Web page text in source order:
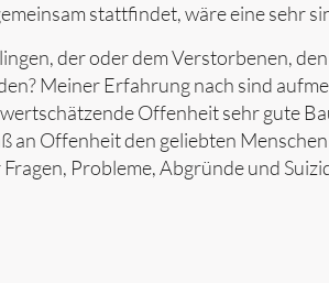
stattfindet, wäre eine sehr
der oder dem Verstorbenen,
Meiner Erfahrung nach sind
Offenheit sehr gute
an Offenheit den geliebten
Probleme, Abgründe und